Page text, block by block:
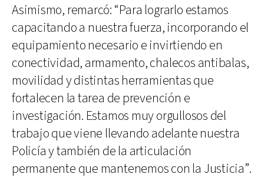
Asimismo, remarcó: “Para lograrlo estamos
capacitando a nuestra fuerza, incorporando el
equipamiento necesario e invirtiendo en
conectividad, armamento, chalecos antibalas,
movilidad y distintas herramientas que
fortalecen la tarea de prevención e
investigación. Estamos muy orgullosos del
trabajo que viene llevando adelante nuestra
Policía y también de la articulación
permanente que mantenemos con la Justicia”.